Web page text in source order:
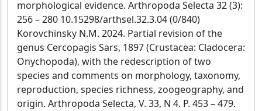
morphological evidence. Arthropoda Selecta 32 (3):
256 – 280 10.15298/arthsel.32.3.04 (0/840)
Korovchinsky N.M. 2024. Partial revision of the
genus Cercopagis Sars, 1897 (Crustacea: Cladocera:
Onychopoda), with the redescription of two
species and comments on morphology, taxonomy,
reproduction, species richness, zoogeography, and
origin. Arthropoda Selecta, V. 33, N 4. P. 453 – 479.